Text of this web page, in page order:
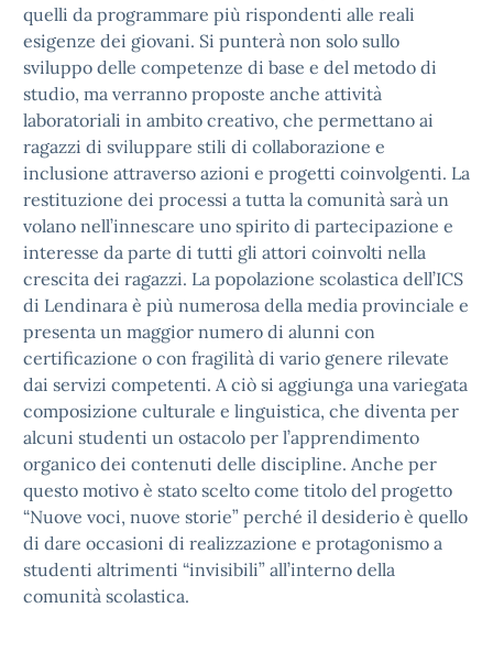
quelli da programmare più rispondenti alle reali
esigenze dei giovani. Si punterà non solo sullo
sviluppo delle competenze di base e del metodo di
studio, ma verranno proposte anche attività
laboratoriali in ambito creativo, che permettano ai
ragazzi di sviluppare stili di collaborazione e
inclusione attraverso azioni e progetti coinvolgenti. La
restituzione dei processi a tutta la comunità sarà un
volano nell’innescare uno spirito di partecipazione e
interesse da parte di tutti gli attori coinvolti nella
crescita dei ragazzi. La popolazione scolastica dell’ICS
di Lendinara è più numerosa della media provinciale e
presenta un maggior numero di alunni con
certificazione o con fragilità di vario genere rilevate
dai servizi competenti. A ciò si aggiunga una variegata
composizione culturale e linguistica, che diventa per
alcuni studenti un ostacolo per l’apprendimento
organico dei contenuti delle discipline. Anche per
questo motivo è stato scelto come titolo del progetto
“Nuove voci, nuove storie” perché il desiderio è quello
di dare occasioni di realizzazione e protagonismo a
studenti altrimenti “invisibili” all’interno della
comunità scolastica.